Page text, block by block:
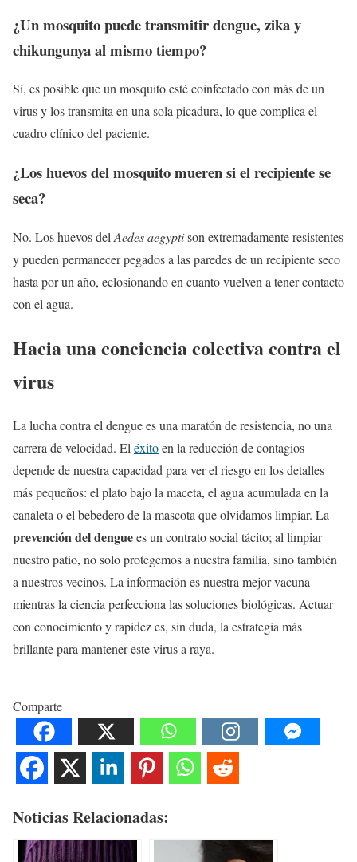
¿Un mosquito puede transmitir dengue, zika y
chikungunya al mismo tiempo?
Sí, es posible que un mosquito esté coinfectado con más de un
virus y los transmita en una sola picadura, lo que complica el
cuadro clínico del paciente.
¿Los huevos del mosquito mueren si el recipiente se
seca?
No. Los huevos del Aedes aegyptison extremadamente resistentes
y pueden permanecer pegados a las paredes de un recipiente seco
hasta por un año, eclosionando en cuanto vuelven a tener contacto
con el agua.
Hacia una conciencia colectiva contra el
virus
La lucha contra el dengue es una maratón de resistencia, no una
carrera de velocidad. El éxitoen la reducción de contagios
depende de nuestra capacidad para ver el riesgo en los detalles
más pequeños: el plato bajo la maceta, el agua acumulada en la
canaleta o el bebedero de la mascota que olvidamos limpiar. La
prevención del denguees un contrato social tácito; al limpiar
nuestro patio, no solo protegemos a nuestra familia, sino también
a nuestros vecinos. La información es nuestra mejor vacuna
mientras la ciencia perfecciona las soluciones biológicas. Actuar
con conocimiento y rapidez es, sin duda, la estrategia más
brillante para mantener este virus a raya.
Comparte
Noticias Relacionadas: